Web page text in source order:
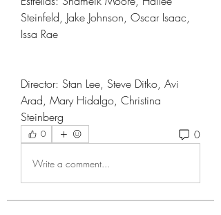
Steinfeld, Jake Johnson, Oscar Isaac,
Issa Rae
Director: Stan Lee, Steve Ditko, Avi
Arad, Mary Hidalgo, Christina
Steinberg
0 0
Write a comment...